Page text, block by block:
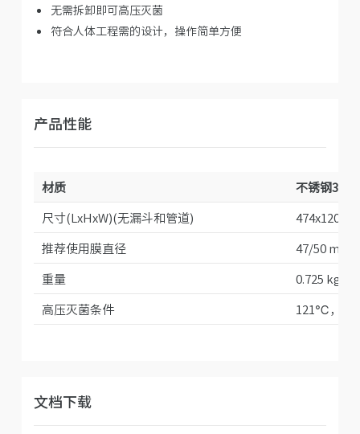
无需拆卸即可高压灭菌
符合人体工程需的设计，操作简单方便
产品性能
材质
不锈钢316L
尺寸(LxHxW)(无漏斗和管道)
推荐使用膜直径
47/50 mm
重量
0.725 kg
高压灭菌条件
121℃，30
文档下载